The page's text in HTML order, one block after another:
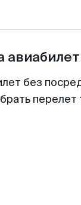
без
перелет